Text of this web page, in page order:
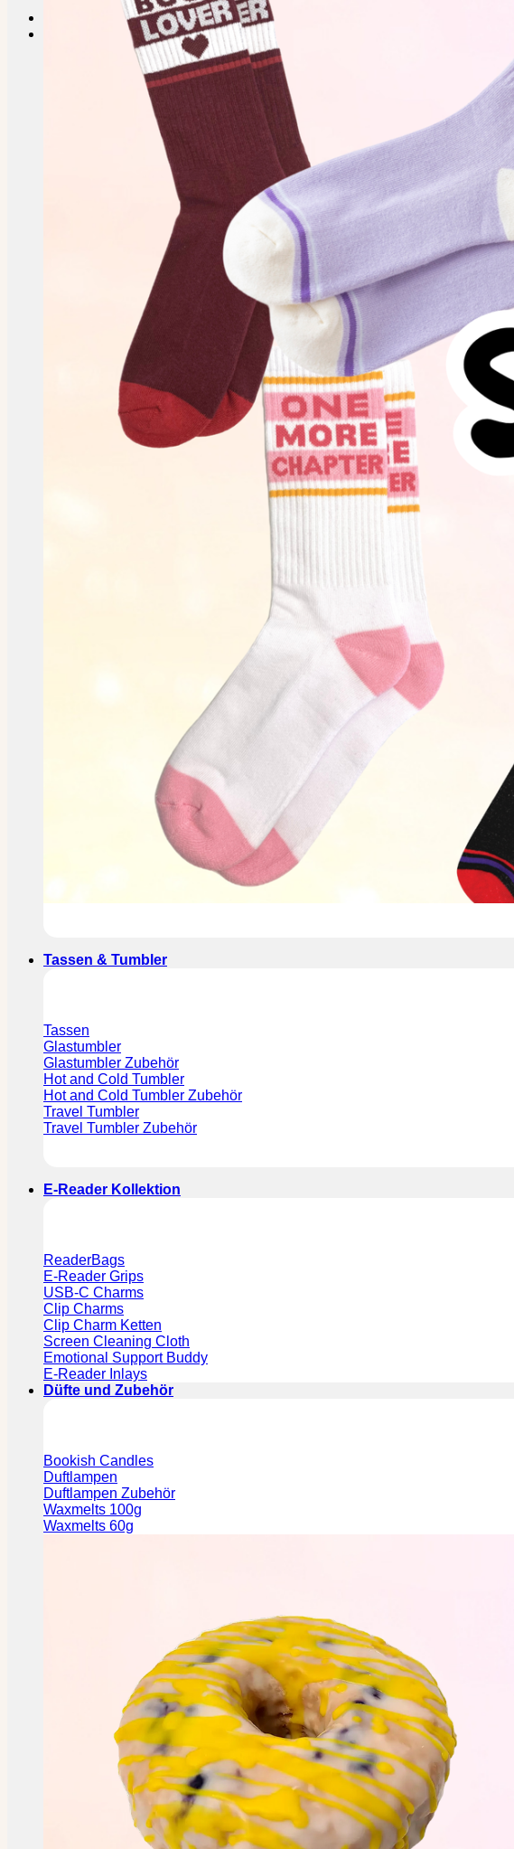
Tassen & Tumbler
Tassen
Glastumbler
Glastumbler Zubehör
Hot and Cold Tumbler
Hot and Cold Tumbler Zubehör
Travel Tumbler
Travel Tumbler Zubehör
E-Reader Kollektion
ReaderBags
E-Reader Grips
USB-C Charms
Clip Charms
Clip Charm Ketten
Screen Cleaning Cloth
Emotional Support Buddy
E-Reader Inlays
Düfte und Zubehör
Bookish Candles
Duftlampen
Duftlampen Zubehör
Waxmelts 100g
Waxmelts 60g